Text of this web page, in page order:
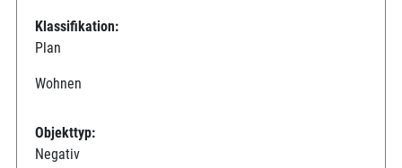
Klassifikation:
Plan
Wohnen
Objekttyp:
Negativ